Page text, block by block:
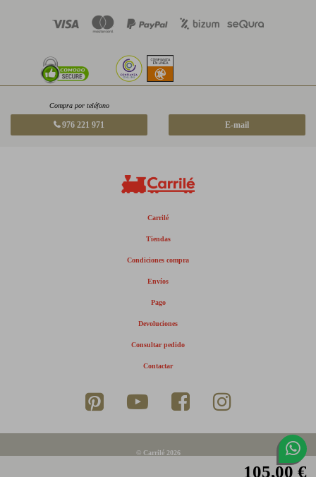
105,00 €
Compra por teléfono
976 221 971 E-mail
Carrilé
Tiendas
Condiciones compra
Envíos
Pago
Devoluciones
Consultar pedido
Contactar
© Carrilé 2026